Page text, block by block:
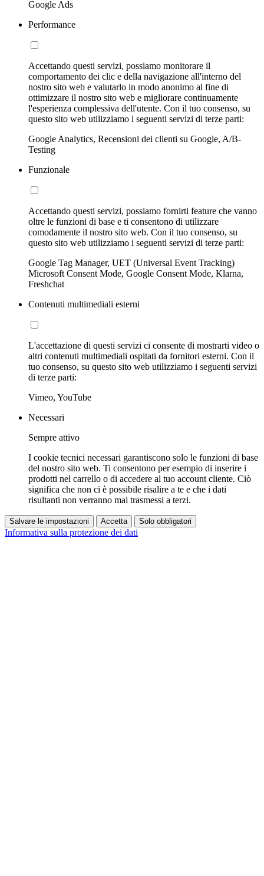
Google Ads
Performance
Accettando questi servizi, possiamo monitorare il
comportamento dei clic e della navigazione all'interno del
nostro sito web e valutarlo in modo anonimo al fine di
ottimizzare il nostro sito web e migliorare continuamente
l'esperienza complessiva dell'utente. Con il tuo consenso, su
questo sito web utilizziamo i seguenti servizi di terze parti:
Google Analytics, Recensioni dei clienti su Google, A/B-
Testing
Funzionale
Accettando questi servizi, possiamo fornirti feature che vanno
oltre le funzioni di base e ti consentono di utilizzare
comodamente il nostro sito web. Con il tuo consenso, su
questo sito web utilizziamo i seguenti servizi di terze parti:
Google Tag Manager, UET (Universal Event Tracking)
Microsoft Consent Mode, Google Consent Mode, Klarna,
Freshchat
Contenuti multimediali esterni
L'accettazione di questi servizi ci consente di mostrarti video o
altri contenuti multimediali ospitati da fornitori esterni. Con il
tuo consenso, su questo sito web utilizziamo i seguenti servizi
di terze parti:
Vimeo, YouTube
Necessari
Sempre attivo
I cookie tecnici necessari garantiscono solo le funzioni di base
del nostro sito web. Ti consentono per esempio di inserire i
prodotti nel carrello o di accedere al tuo account cliente. Ciò
significa che non ci è possibile risalire a te e che i dati
risultanti non verranno mai trasmessi a terzi.
Salvare le impostazioni Accetta Solo obbligatori
Informativa sulla protezione dei dati